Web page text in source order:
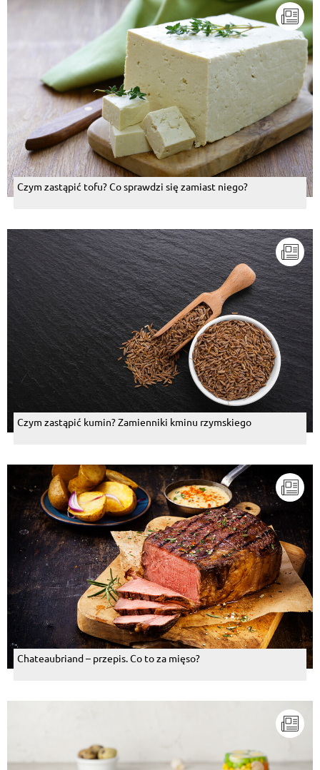
Czym zastąpić tofu? Co sprawdzi się zamiast niego?
Czym zastąpić kumin? Zamienniki kminu rzymskiego
Chateaubriand – przepis. Co to za mięso?